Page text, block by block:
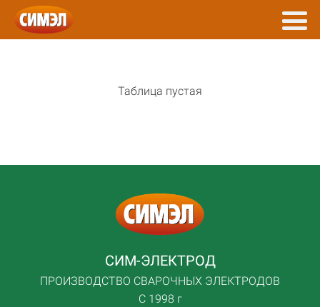
Таблица пустая
СИМ-ЭЛЕКТРОД
ПРОИЗВОДСТВО СВАРОЧНЫХ ЭЛЕКТРОДОВ
С 1998 г